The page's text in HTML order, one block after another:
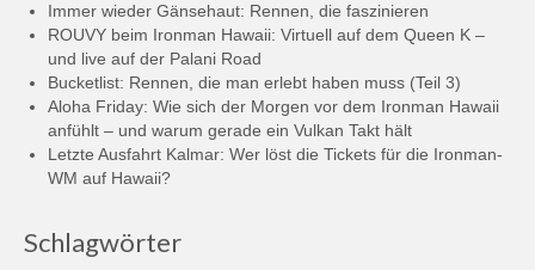
Immer wieder Gänsehaut: Rennen, die faszinieren
ROUVY beim Ironman Hawaii: Virtuell auf dem Queen K –
und live auf der Palani Road
Bucketlist: Rennen, die man erlebt haben muss (Teil 3)
Aloha Friday: Wie sich der Morgen vor dem Ironman Hawaii
anfühlt – und warum gerade ein Vulkan Takt hält
Letzte Ausfahrt Kalmar: Wer löst die Tickets für die Ironman-
WM auf Hawaii?
Schlagwörter